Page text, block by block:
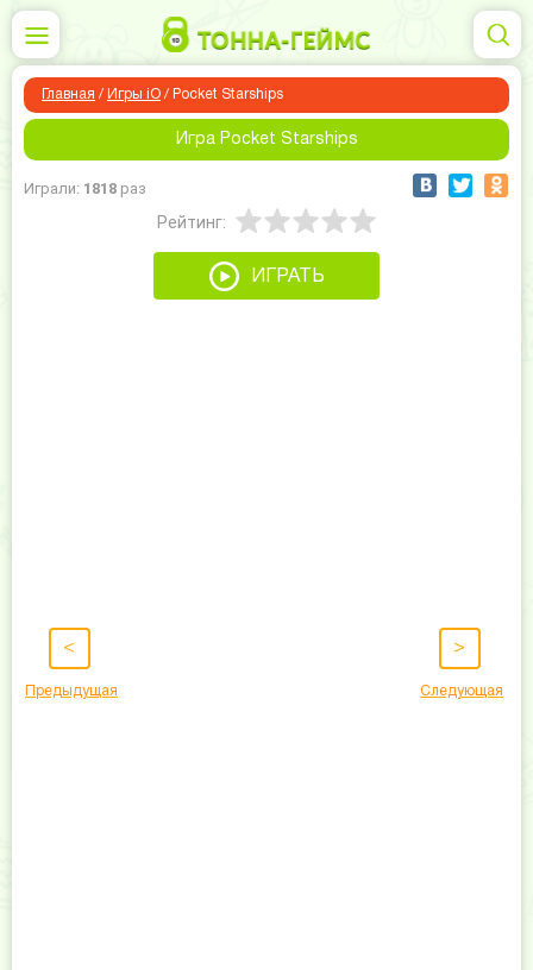
Главная / Игры iO / Pocket Starships
Игра Pocket Starships
Играли: 1818 раз
Рейтинг:
ИГРАТЬ
<
Предыдущая
>
Следующая